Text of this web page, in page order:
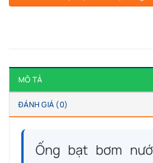
MÔ TẢ
ĐÁNH GIÁ (0)
Ống bạt bơm